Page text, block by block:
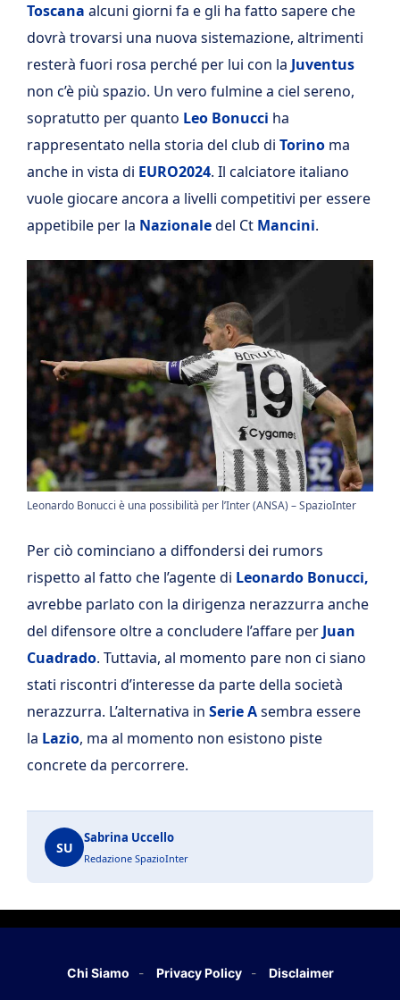
Toscana alcuni giorni fa e gli ha fatto sapere che
dovrà trovarsi una nuova sistemazione, altrimenti
resterà fuori rosa perché per lui con la Juventus
non c’è più spazio. Un vero fulmine a ciel sereno,
sopratutto per quanto Leo Bonucci ha
rappresentato nella storia del club di Torino ma
anche in vista di EURO2024. Il calciatore italiano
vuole giocare ancora a livelli competitivi per essere
appetibile per la Nazionaledel Ct Mancini.
Leonardo Bonucci è una possibilità per l’Inter (ANSA) – SpazioInter
Per ciò cominciano a diffondersi dei rumors
rispetto al fatto che l’agente di Leonardo Bonucci,
avrebbe parlato con la dirigenza nerazzurra anche
del difensore oltre a concludere l’affare per Juan
Cuadrado. Tuttavia, al momento pare non ci siano
stati riscontri d’interesse da parte della società
nerazzurra. L’alternativa in Serie Asembra essere
la Lazio, ma al momento non esistono piste
concrete da percorrere.
SU
Sabrina Uccello
Redazione SpazioInter
Chi Siamo Privacy Policy Disclaimer